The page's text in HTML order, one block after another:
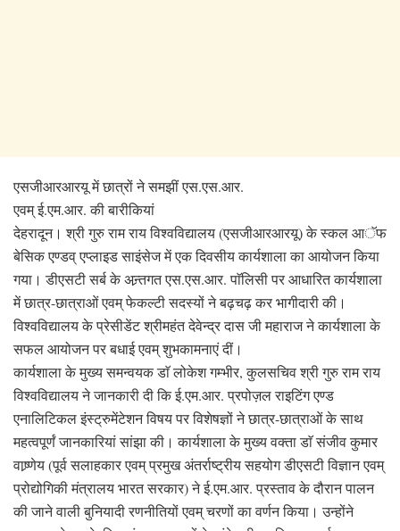
एसजीआरआरयू में छात्रों ने समझीं एस.एस.आर.
एवम् ई.एम.आर. की बारीकियां
देहरादून। श्री गुरु राम राय विश्वविद्यालय (एसजीआरआरयू) के स्कल आॅफ
बेसिक एण्डव् एप्लाइड साइंसेज में एक दिवसीय कार्यशाला का आयोजन किया
गया। डीएसटी सर्ब के अन्र्तगत एस.एस.आर. पाॅलिसी पर आधारित कार्यशाला
में छात्र-छात्राओं एवम् फेकल्टी सदस्यों ने बढ़चढ़ कर भागीदारी की।
विश्वविद्यालय के प्रेसीडेंट श्रीमहंत देवेन्द्र दास जी महाराज ने कार्यशाला के
सफल आयोजन पर बधाई एवम् शुभकामनाएं दीं।
कार्यशाला के मुख्य समन्वयक डाॅ लोकेश गम्भीर, कुलसचिव श्री गुरु राम राय
विश्वविद्यालय ने जानकारी दी कि ई.एम.आर. प्रपोज़ल राइटिंग एण्ड
एनालिटिकल इंस्ट्रुमेंटेशन विषय पर विशेषज्ञों ने छात्र-छात्राओं के साथ
महत्वपूर्णं जानकारियां सांझा की। कार्यशाला के मुख्य वक्ता डाॅ संजीव कुमार
वाष्र्णेय (पूर्व सलाहकार एवम् प्रमुख अंतर्राष्ट्रीय सहयोग डीएसटी विज्ञान एवम्
प्रोद्योगिकी मंत्रालय भारत सरकार) ने ई.एम.आर. प्रस्ताव के दौरान पालन
की जाने वाली बुनियादी रणनीतियों एवम् चरणों का वर्णन किया। उन्होंने